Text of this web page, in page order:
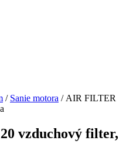
/ Sanie motora / AIR FILTER
vzduchový filter,